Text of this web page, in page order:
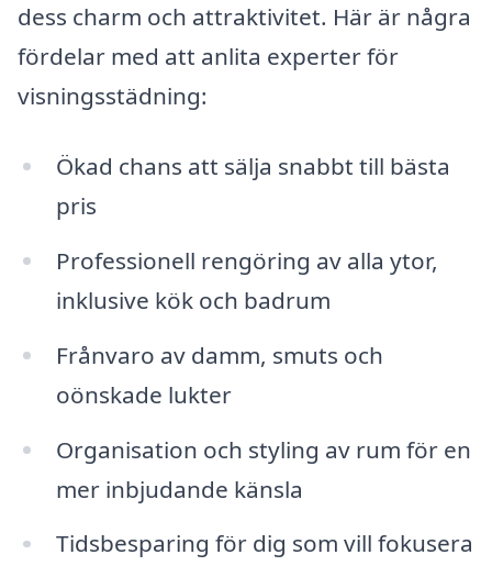
dess charm och attraktivitet. Här är några
fördelar med att anlita experter för
visningsstädning:
Ökad chans att sälja snabbt till bästa
pris
Professionell rengöring av alla ytor,
inklusive kök och badrum
Frånvaro av damm, smuts och
oönskade lukter
Organisation och styling av rum för en
mer inbjudande känsla
Tidsbesparing för dig som vill fokusera